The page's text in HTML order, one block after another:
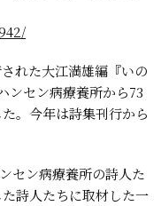
れた大江満雄編『いの
ンセン病療養所から73
。今年は詩集刊行から
セン病療養所の詩人た
詩人たちに取材した一